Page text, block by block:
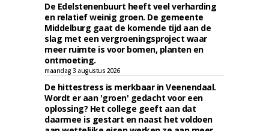
De Edelstenenbuurt heeft veel verharding
en relatief weinig groen. De gemeente
Middelburg gaat de komende tijd aan de
slag met een vergroeningsproject waar
meer ruimte is voor bomen, planten en
ontmoeting.
maandag 3 augustus 2026
De hittestress is merkbaar in Veenendaal.
Wordt er aan 'groen' gedacht voor een
oplossing? Het college geeft aan dat
daarmee is gestart en naast het voldoen